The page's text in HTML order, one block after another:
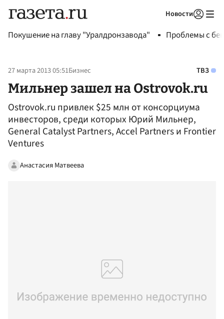
Новости
Покушение на главу "Уралдронзавода" Проблемы с
27 марта 2013 05:51Бизнес ТВЗ
Мильнер зашел на Ostrovok.ru
Ostrovok.ru привлек $25 млн от консорциума
инвесторов, среди которых Юрий Мильнер,
General Catalyst Partners, Accel Partners и Frontier
Ventures
Анастасия Матвеева